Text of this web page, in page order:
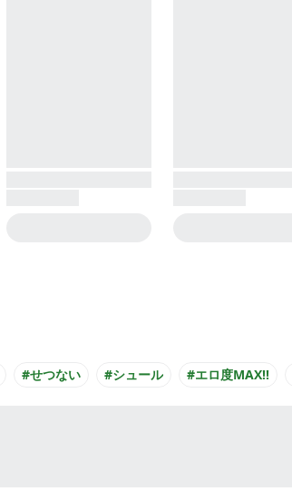
#せつない #シュール #エロ度MAX!!